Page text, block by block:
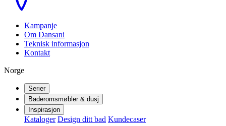
Kampanje
Om Dansani
Teknisk informasjon
Kontakt
Norge
Serier
Baderomsmøbler & dusj
Inspirasjon
Kataloger Design ditt bad Kundecaser